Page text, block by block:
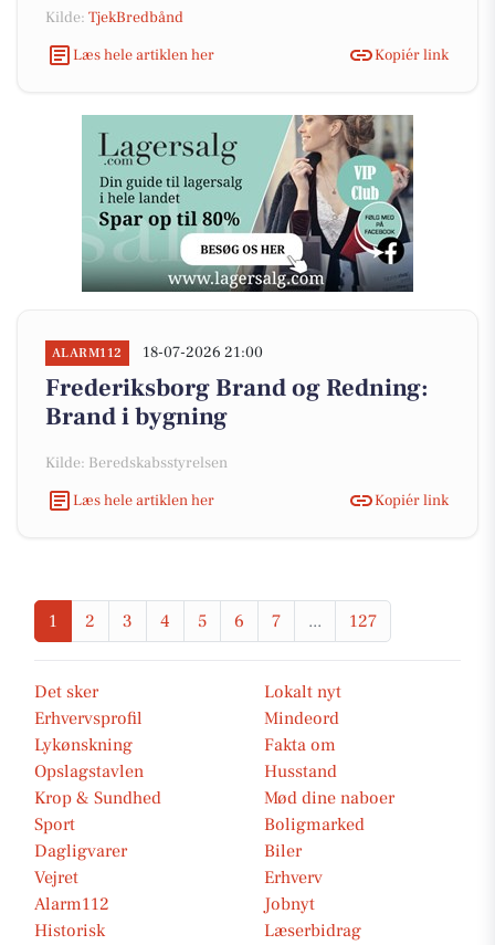
Kilde: TjekBredbånd
Læs hele artiklen her
Kopiér link
ALARM112 18-07-2026 21:00
Frederiksborg Brand og Redning:
Brand i bygning
Kilde: Beredskabsstyrelsen
Læs hele artiklen her
Kopiér link
1 2 3 4 5 6 7 ... 127
Det sker
Lokalt nyt
Erhvervsprofil
Mindeord
Lykønskning
Fakta om
Opslagstavlen
Husstand
Krop & Sundhed
Mød dine naboer
Sport
Boligmarked
Dagligvarer
Biler
Vejret
Erhverv
Alarm112
Jobnyt
Historisk
Læserbidrag